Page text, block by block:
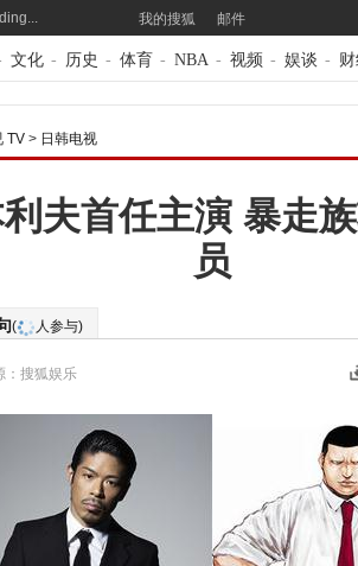
我的搜狐 邮件
文化 - 历史 - 体育 - NBA - 视频 - 娱谈 -
TV > 日韩电视
夫首任主演 暴走
员
( 人参与)
搜狐娱乐